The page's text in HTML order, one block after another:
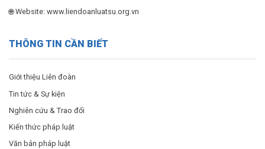
🌐 Website: www.liendoanluatsu.org.vn
THÔNG TIN CẦN BIẾT
Giới thiệu Liên đoàn
Tin tức & Sự kiện
Nghiên cứu & Trao đổi
Kiến thức pháp luật
Văn bản pháp luật